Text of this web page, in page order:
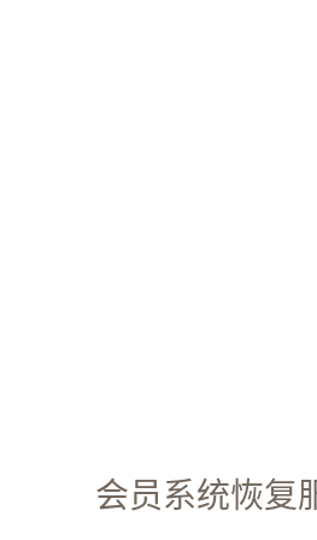
会员系统恢复